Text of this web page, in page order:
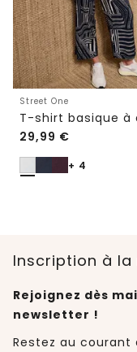
Street One
29,99 €
+ 4
Inscription à la
Rejoignez dès
newsletter !
Restez au